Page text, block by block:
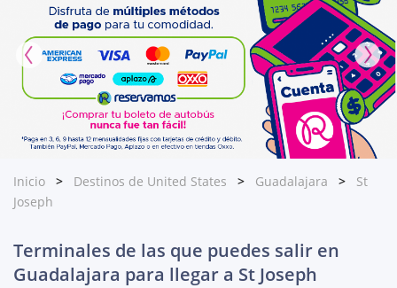
Inicio Destinos de United States Guadalajara
St
Joseph
Terminales de las que puedes salir en
Guadalajara para llegar a St Joseph